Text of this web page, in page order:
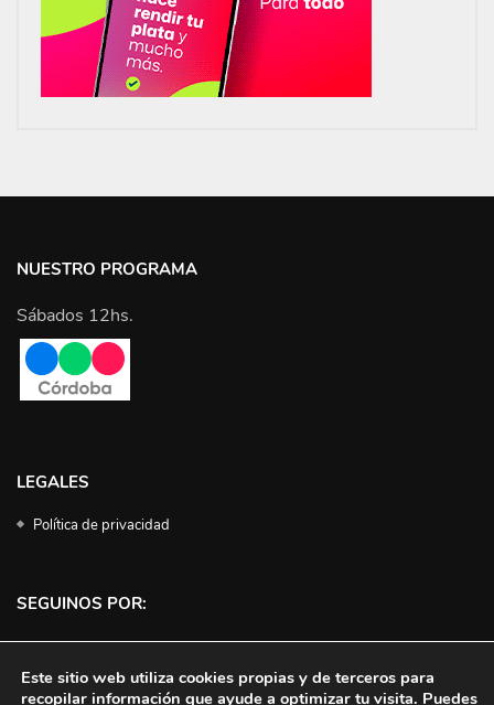
NUESTRO PROGRAMA
Sábados 12hs.
LEGALES
Política de privacidad
SEGUINOS POR:
Este sitio web utiliza cookies propias y de terceros para
recopilar información que ayude a optimizar tu visita. Puedes